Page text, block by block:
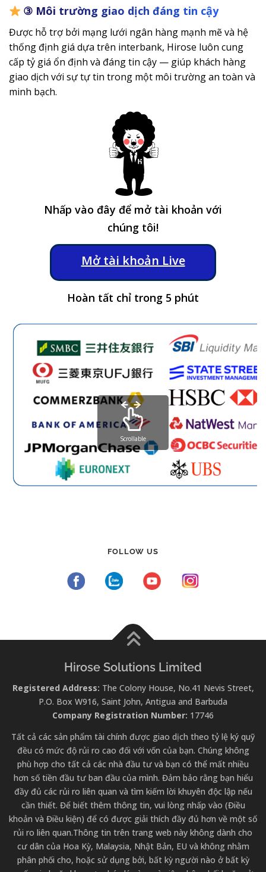
③ Môi trường giao dịch đáng tin cậy
Được hỗ trợ bởi mạng lưới ngân hàng mạnh mẽ và hệ
thống định giá dựa trên interbank, Hirose luôn cung
cấp tỷ giá ổn định và đáng tin cậy — giúp khách hàng
giao dịch với sự tự tin trong một môi trường an toàn và
minh bạch.
Nhấp vào đây để mở tài khoản với
chúng tôi!
Mở tài khoản Live
Hoàn tất chỉ trong 5 phút
Scrollable
FOLLOW US
Hirose Solutions Limited
Registered Address: The Colony House, No.41 Nevis Street,
P.O. Box W916, Saint John, Antigua and Barbuda
Company Registration Number: 17746
Tất cả các sản phẩm tài chính được giao dịch theo tỷ lệ ký quỹ
đều có mức độ rủi ro cao đối với vốn của bạn. Chúng không
phù hợp cho tất cả các nhà đầu tư và bạn có thể mất nhiều
hơn số tiền đầu tư ban đầu của mình. Đảm bảo rằng bạn hiểu
đầy đủ các rủi ro liên quan và tìm kiếm lời khuyên độc lập nếu
cần thiết. Để biết thêm thông tin, vui lòng nhấp vào (Điều
khoản và Điều kiện) để có được giải thích đầy đủ hơn về một số
rủi ro liên quan.Thông tin trên trang web này không dành cho
cư dân của Hoa Kỳ, Malaysia, Nhật Bản, EU và không nhằm
phân phối cho, hoặc sử dụng bởi, bất kỳ người nào ở bất kỳ